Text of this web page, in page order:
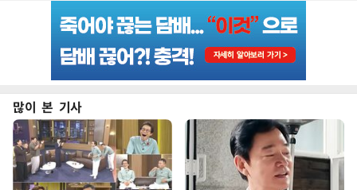
많이 본 기사